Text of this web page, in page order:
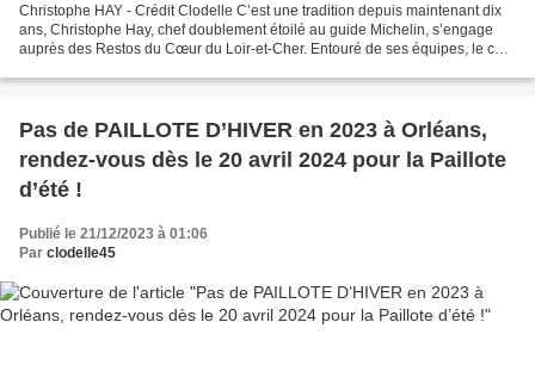
Christophe HAY - Crédit Clodelle C’est une tradition depuis maintenant dix
ans, Christophe Hay, chef doublement étoilé au guide Michelin, s’engage
auprès des Restos du Cœur du Loir-et-Cher. Entouré de ses équipes, le chef
Pas de PAILLOTE D’HIVER en 2023 à Orléans,
rendez-vous dès le 20 avril 2024 pour la Paillote
d’été !
Publié le 21/12/2023 à 01:06
Par clodelle45